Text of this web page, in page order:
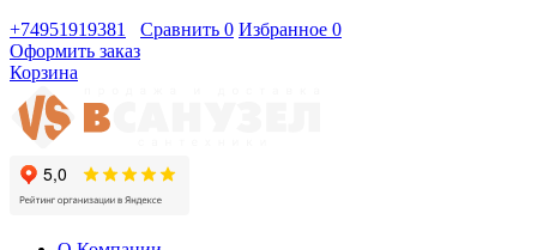
+74951919381
Сравнить 0 Избранное 0
Оформить заказ
Корзина